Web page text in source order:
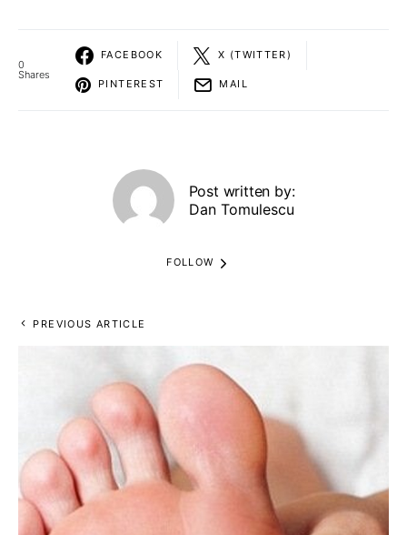
0
Shares
FACEBOOK X (TWITTER)
PINTEREST MAIL
Post written by:
Dan Tomulescu
FOLLOW
PREVIOUS ARTICLE